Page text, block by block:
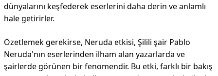
dünyalarını keşfederek eserlerini daha derin ve anlamlı
hale getirirler.
Özetlemek gerekirse, Neruda etkisi, Şilili şair Pablo
Neruda'nın eserlerinden ilham alan yazarlarda ve
şairlerde görünen bir fenomendir. Bu etki, farklı bir bakış